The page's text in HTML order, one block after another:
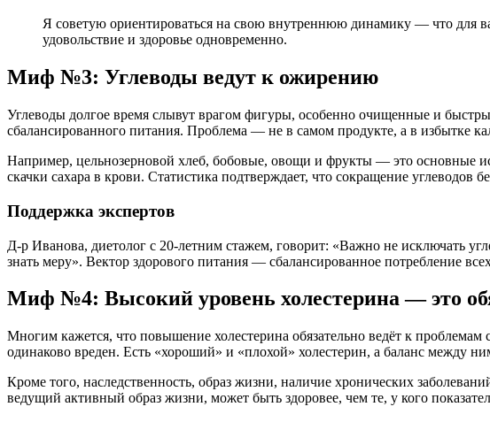
Я советую ориентироваться на свою внутреннюю динамику — что для
удовольствие и здоровье одновременно.
Миф №3: Углеводы ведут к ожирению
Углеводы долгое время слывут врагом фигуры, особенно очищенные и
сбалансированного питания. Проблема — не в самом продукте, а в избытке
Например, цельнозерновой хлеб, бобовые, овощи и фрукты — это основные
скачки сахара в крови. Статистика подтверждает, что сокращение
Поддержка экспертов
Д-р Иванова, диетолог с 20-летним стажем, говорит: «Важно не исключать
знать меру». Вектор здорового питания — сбалансированное потребление
Миф №4: Высокий уровень холестерина — это
Многим кажется, что повышение холестерина обязательно ведёт к
одинаково вреден. Есть «хороший» и «плохой» холестерин, а баланс между
Кроме того, наследственность, образ жизни, наличие хронических
ведущий активный образ жизни, может быть здоровее, чем те, у кого